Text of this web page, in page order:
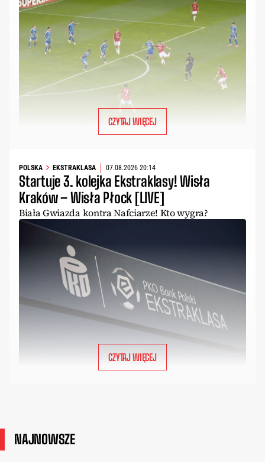
CZYTAJ WIĘCEJ
POLSKA EKSTRAKLASA 07.08.2026 20:14
Startuje 3. kolejka Ekstraklasy! Wisła
Kraków – Wisła Płock [LIVE]
Biała Gwiazda kontra Nafciarze! Kto wygra?
CZYTAJ WIĘCEJ
NAJNOWSZE